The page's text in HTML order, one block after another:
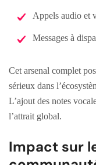
Appels audio et
Messages à
Cet arsenal complet
sérieux dans
L’ajout des notes
l’attrait global.
Impact sur